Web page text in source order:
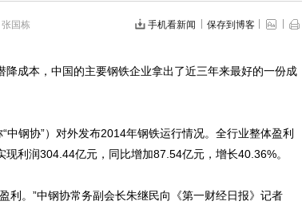
国栋 手机看新闻 保存到博客
成本，中国的主要钢铁企业拿出了近三年来最好的一份成
钢协”）对外发布2014年钢铁运行情况。全行业整体盈利
利润304.44亿元，同比增加87.54亿元，增长40.36%。
。”中钢协常务副会长朱继民向《第一财经日报》记者